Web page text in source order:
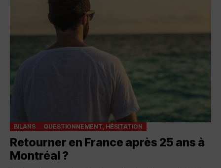
BILANS QUESTIONNEMENT, HÉSITATION
Retourner en France après 25 ans à
Montréal ?